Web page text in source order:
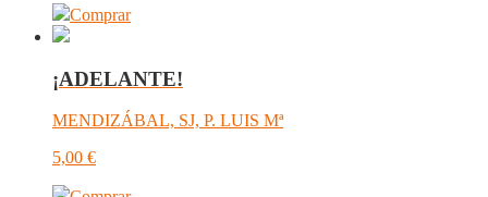
Comprar
¡ADELANTE!
MENDIZÁBAL, SJ, P. LUIS Mª
5,00 €